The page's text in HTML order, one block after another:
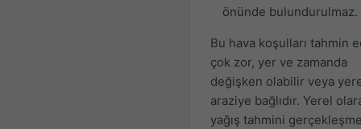
önünde bulundurulmaz.
Bu hava koşulları tahmin
çok zor, yer ve zamanda
değişken olabilir veya
araziye bağlıdır. Yerel
yağış tahmini